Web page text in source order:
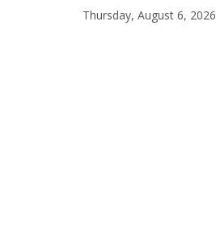
Thursday, August 6, 2026